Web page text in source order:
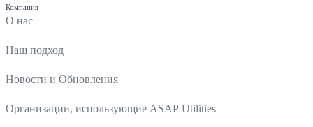
Компания
О нас
Наш подход
Новости и Обновления
Организации, использующие ASAP Utilities